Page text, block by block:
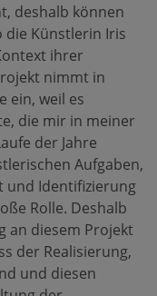
deshalb können
die Künstlerin Iris
ihrer
nimmt in
ein, weil es
die mir in meiner
der Jahre
Aufgaben,
und Identifizierung
Rolle. Deshalb
an diesem Projekt
der Realisierung,
und diesen